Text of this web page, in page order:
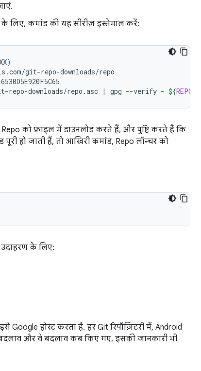
लिए, कमांड की यह सीरीज़ इस्तेमाल करें:
)
git-repo-downloads/repo
downloads/repo.asc | gpg --verify - ${REPO
को फ़ाइल में डाउनलोड करते हैं, और पुष्टि करते हैं कि
हो जाती हैं, तो आखिरी कमांड, Repo लॉन्चर को
के लिए:
Google होस्ट करता है. हर Git रिपॉज़िटरी में, Android
बदलाव और वे बदलाव कब किए गए, इसकी जानकारी भी